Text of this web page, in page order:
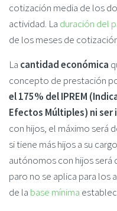
cotización media de los
actividad. La duración del
de los meses de
La cantidad económica
concepto de prestación
el 175% del IPREM
Efectos Múltiples) ni ser
con hijos, el máximo será
si tiene más hijos a su
autónomos con hijos será
paro no se aplica para
de la base mínima